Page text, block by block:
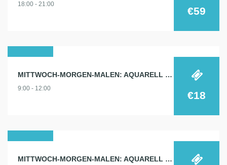
2025
18:00 - 21:00
€59
2025
MITTWOCH-MORGEN-MALEN: AQUARELL 19.3.
9:00 - 12:00
€18
MITTWOCH-MORGEN-MALEN: AQUARELL 2.4.